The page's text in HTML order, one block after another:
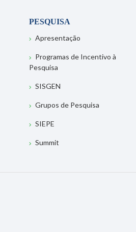
PESQUISA
Apresentação
Programas de Incentivo à
Pesquisa
SISGEN
Grupos de Pesquisa
SIEPE
Summit